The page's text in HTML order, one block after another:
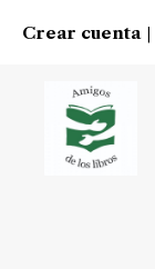
Crear cuenta